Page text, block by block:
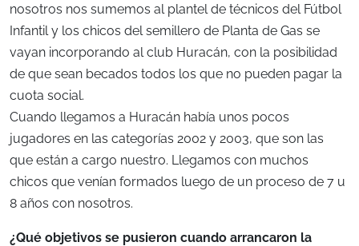
nosotros nos sumemos al plantel de técnicos del Fútbol
Infantil y los chicos del semillero de Planta de Gas se
vayan incorporando al club Huracán, con la posibilidad
de que sean becados todos los que no pueden pagar la
cuota social.
Cuando llegamos a Huracán había unos pocos
jugadores en las categorías 2002 y 2003, que son las
que están a cargo nuestro. Llegamos con muchos
chicos que venían formados luego de un proceso de 7 u
8 años con nosotros.
¿Qué objetivos se pusieron cuando arrancaron la